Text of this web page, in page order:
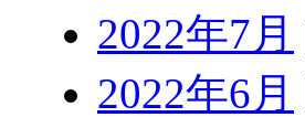
2022年7月
2022年6月